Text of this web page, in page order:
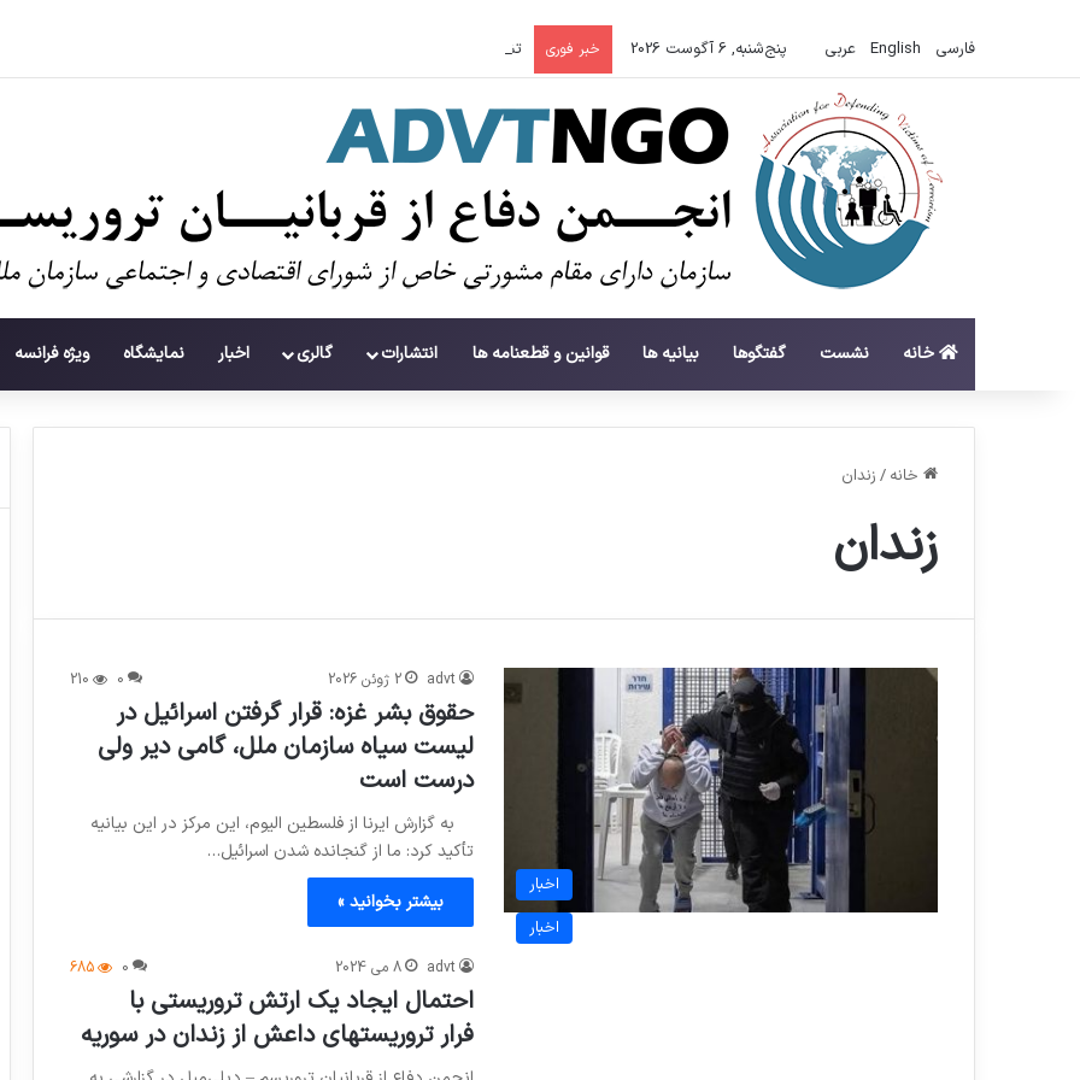
فارسی English عربي پنج‌شنبه, 6 آگوست 2026 خبر فوری تشییع و دفن ۱۱۲ شهید در غزه پس از سه سال
خانه نشست گفتگوها بیانیه ها قوانین و قطعنامه ها انتشارات گالری اخبار نمایشگاه ویژه فرانسه
خانه / زندان
زندان
اخبار
advt 2 ژوئن 2026 0
210
حقوق بشر غزه: قرار گرفتن اسرائیل در
لیست سیاه سازمان ملل، گامی دیر ولی
درست است
به گزارش ایرنا از فلسطین الیوم، این مرکز در این بیانیه
تأکید کرد: ما از گنجانده شدن اسرائیل…
بیشتر بخوانید »
اخبار
advt 8 می 2024 0
685
احتمال ایجاد یک ارتش تروریستی با
فرار تروریستهای داعش از زندان در سوریه